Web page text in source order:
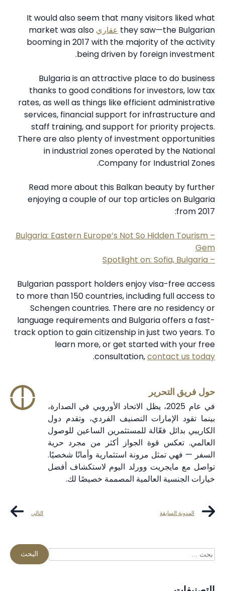
It would also seem that many visitors liked what
they saw—the Bulgarian عقاري market was also
booming in 2017 with the majority of the activity
being driven by foreign investment.
Bulgaria is an attractive place to do business
thanks to good conditions for investors, low tax
rates, as well as things like efficient administrative
services, financial support for infrastructure and
staff training, and support for priority projects.
There are also plenty of investment opportunities
in industrial zones operated by the National
Company for Industrial Zones.
Read more about this Balkan beauty by further
enjoying a couple of our top articles on Bulgaria
from 2017:
– Bulgaria: Eastern Europe’s Not So Hidden Tourism
Gem
– Spotlight on: Sofia, Bulgaria
Bulgarian passport holders enjoy visa-free access
to more than 150 countries, including full access to
Schengen countries. There are no residency or
language requirements and Bulgaria offers a fast-
track option to gain citizenship in just two years. To
learn more, or get started with your free
consultation,contact us today
.
حول فريق التحرير
في عام 2025، يظل الاتحاد الأوروبي في الصدارة،
بينما تقود الإمارات التصنيف الفردي، وتقدم دول
الكاريبي بدائل فعّالة للمستثمرين الساعين للوصول
العالمي. تعكس قوة الجواز أكثر من مجرد حرية
السفر — فهي تمثل مرونة استثمارية وأمانًا شخصيًا.
تواصل مع مايجريت وورلد اليوم لاستكشاف أفضل
خيارات الجنسية العالمية المصممة خصيصًا لك.
المدونة السابقة التالي